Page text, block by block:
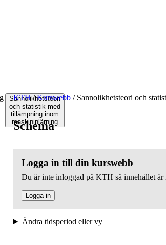
Sannolikhetsteori
och statistik med
tillämpning inom
maskininlärning
KTH / Kurswebb /Sannolikhetsteori och
Schema
Logga in till din kurswebb
Du är inte inloggad på KTH så innehållet är
Logga in
Ändra tidsperiod eller vy